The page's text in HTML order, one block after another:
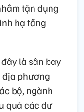
tận dụng
hạ tầng
là sân bay
phương
bộ, ngành
quả các dư